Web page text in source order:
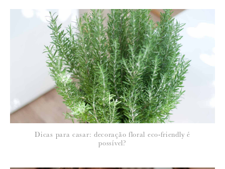
Para saber como tratamos e protegemos os seus dados, leia a nossa
política de privacidade
Dicas para casar: decoração floral eco-friendly é
possível?